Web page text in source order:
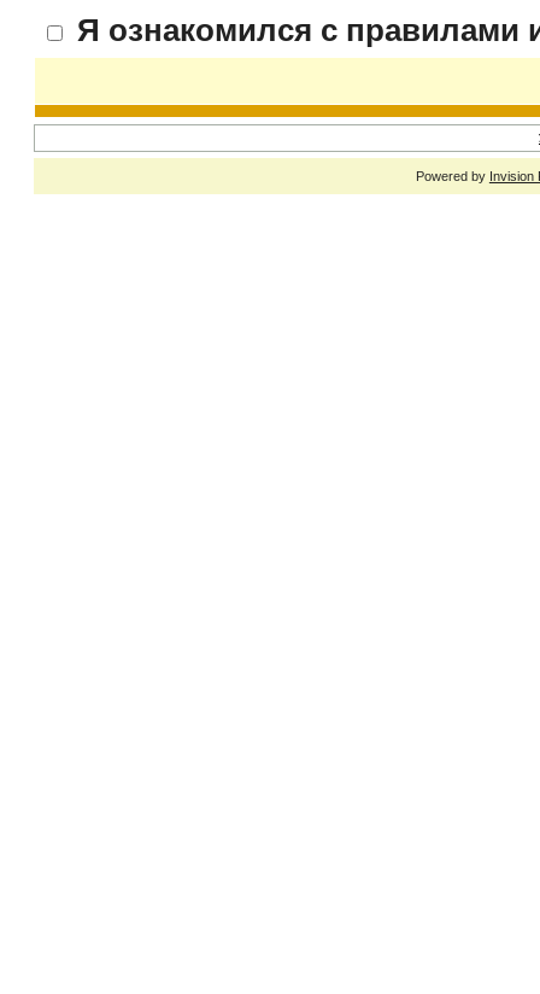
Я ознакомился с правилами
Powered by Invision